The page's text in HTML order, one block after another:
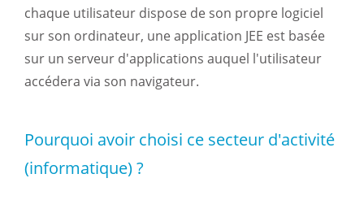
chaque utilisateur dispose de son propre logiciel
sur son ordinateur, une application JEE est basée
sur un serveur d'applications auquel l'utilisateur
accédera via son navigateur.
Pourquoi avoir choisi ce secteur d'activité
(informatique) ?